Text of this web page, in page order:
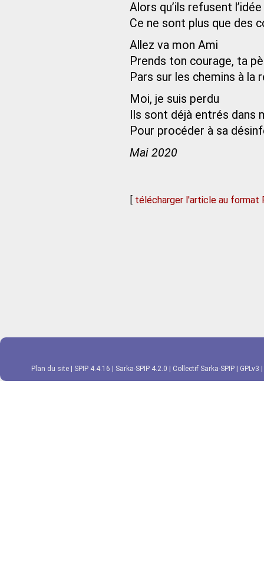
Alors qu’ils refusent
Ce ne sont plus que des
Allez va mon Ami
Prends ton courage, ta
Pars sur les chemins à la
Moi, je suis perdu
Ils sont déjà entrés dans
Pour procéder à sa
Mai 2020
[ télécharger l'article au format
Plan du site SPIP 4.4.16 Sarka-SPIP 4.2.0 Collectif Sarka-SPIP GPLv3